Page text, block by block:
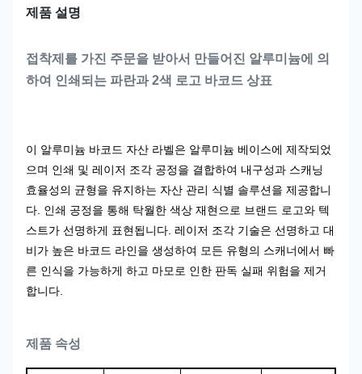
제품 설명
접착제를 가진 주문을 받아서 만들어진 알루미늄에 의
하여 인쇄되는 파란과 2색 로고 바코드 상표
이 알루미늄 바코드 자산 라벨은 알루미늄 베이스에 제작되었
으며 인쇄 및 레이저 조각 공정을 결합하여 내구성과 스캐닝
효율성의 균형을 유지하는 자산 관리 식별 솔루션을 제공합니
다. 인쇄 공정을 통해 탁월한 색상 재현으로 브랜드 로고와 텍
스트가 선명하게 표현됩니다. 레이저 조각 기술은 선명하고 대
비가 높은 바코드 라인을 생성하여 모든 유형의 스캐너에서 빠
른 인식을 가능하게 하고 마모로 인한 판독 실패 위험을 제거
합니다.
제품 속성